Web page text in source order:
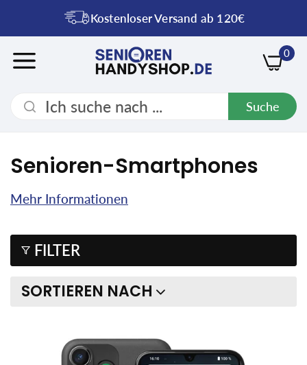
Kostenloser Versand ab 120€
Suche
0
Senioren-Smartphones
Mehr Informationen
FILTER
SORTIEREN NACH